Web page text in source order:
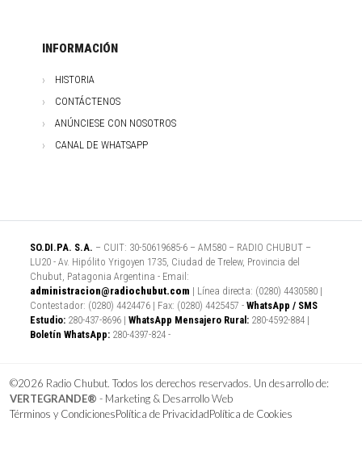
INFORMACIÓN
HISTORIA
CONTÁCTENOS
ANÚNCIESE CON NOSOTROS
CANAL DE WHATSAPP
SO.DI.PA. S.A. – CUIT: 30-50619685-6 – AM580 – RADIO CHUBUT –
LU20 - Av. Hipólito Yrigoyen 1735, Ciudad de Trelew, Provincia del
Chubut, Patagonia Argentina - Email:
administracion@radiochubut.com | Línea directa: (0280) 4430580 |
Contestador: (0280) 4424476 | Fax: (0280) 4425457 - WhatsApp / SMS
Estudio: 280-437-8696 | WhatsApp Mensajero Rural: 280-4592-884 |
Boletín WhatsApp: 280-4397-824 -
©2026 Radio Chubut. Todos los derechos reservados. Un desarrollo de:
VERTEGRANDE® - Marketing & Desarrollo Web
Términos y CondicionesPolítica de PrivacidadPolítica de Cookies